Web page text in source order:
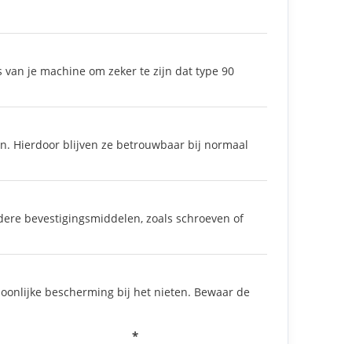
je machine om zeker te zijn dat type 90
Hierdoor blijven ze betrouwbaar bij normaal
bevestigingsmiddelen, zoals schroeven of
bescherming bij het nieten. Bewaar de
*